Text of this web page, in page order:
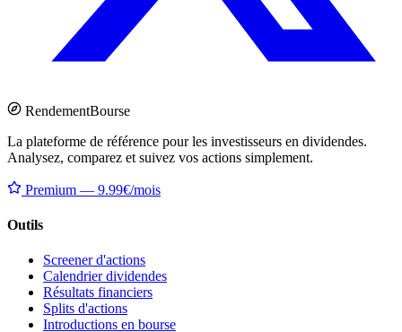
RendementBourse
La plateforme de référence pour les investisseurs en dividendes.
Analysez, comparez et suivez vos actions simplement.
Premium — 9.99€/mois
Outils
Screener d'actions
Calendrier dividendes
Résultats financiers
Splits d'actions
Introductions en bourse